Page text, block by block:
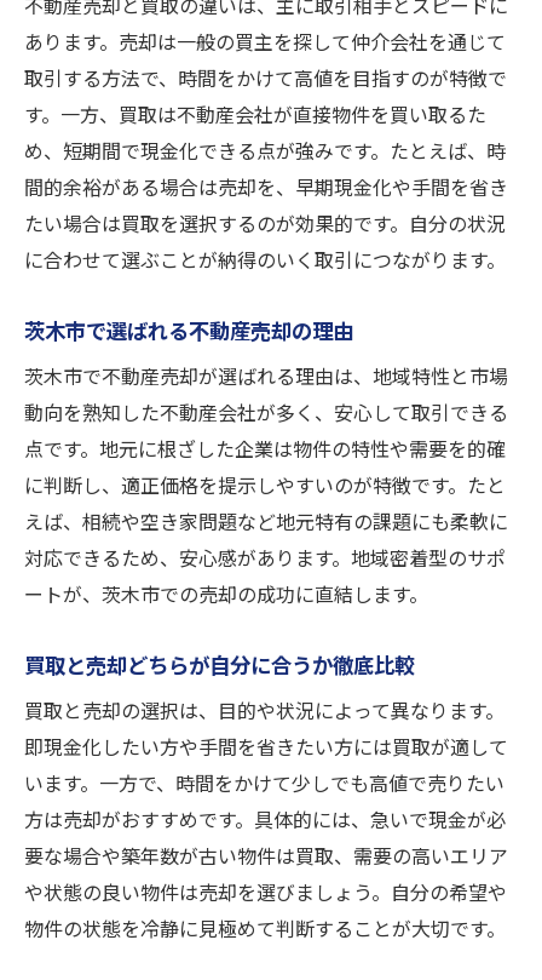
不動産売却と買取の違いは、主に取引相手とスピードに
あります。売却は一般の買主を探して仲介会社を通じて
取引する方法で、時間をかけて高値を目指すのが特徴で
す。一方、買取は不動産会社が直接物件を買い取るた
め、短期間で現金化できる点が強みです。たとえば、時
間的余裕がある場合は売却を、早期現金化や手間を省き
たい場合は買取を選択するのが効果的です。自分の状況
に合わせて選ぶことが納得のいく取引につながります。
茨木市で選ばれる不動産売却の理由
茨木市で不動産売却が選ばれる理由は、地域特性と市場
動向を熟知した不動産会社が多く、安心して取引できる
点です。地元に根ざした企業は物件の特性や需要を的確
に判断し、適正価格を提示しやすいのが特徴です。たと
えば、相続や空き家問題など地元特有の課題にも柔軟に
対応できるため、安心感があります。地域密着型のサポ
ートが、茨木市での売却の成功に直結します。
買取と売却どちらが自分に合うか徹底比較
買取と売却の選択は、目的や状況によって異なります。
即現金化したい方や手間を省きたい方には買取が適して
います。一方で、時間をかけて少しでも高値で売りたい
方は売却がおすすめです。具体的には、急いで現金が必
要な場合や築年数が古い物件は買取、需要の高いエリア
や状態の良い物件は売却を選びましょう。自分の希望や
物件の状態を冷静に見極めて判断することが大切です。